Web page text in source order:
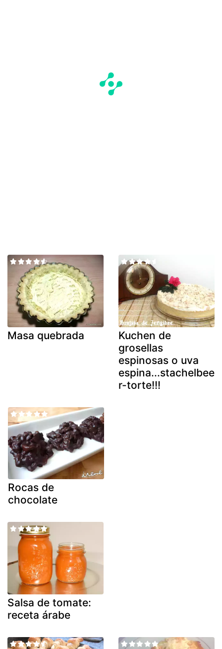
Masa quebrada
Kuchen de
grosellas
espinosas o uva
espina...stachelbee
r-torte!!!
Rocas de
chocolate
Salsa de tomate:
receta árabe